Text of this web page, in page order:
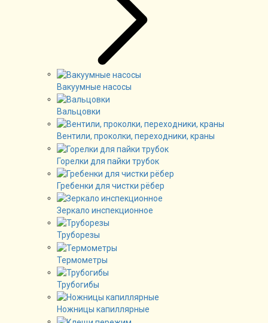
Вакуумные насосы
Вальцовки
Вентили, проколки, переходники, краны
Горелки для пайки трубок
Гребенки для чистки рёбер
Зеркало инспекционное
Труборезы
Термометры
Трубогибы
Ножницы капиллярные